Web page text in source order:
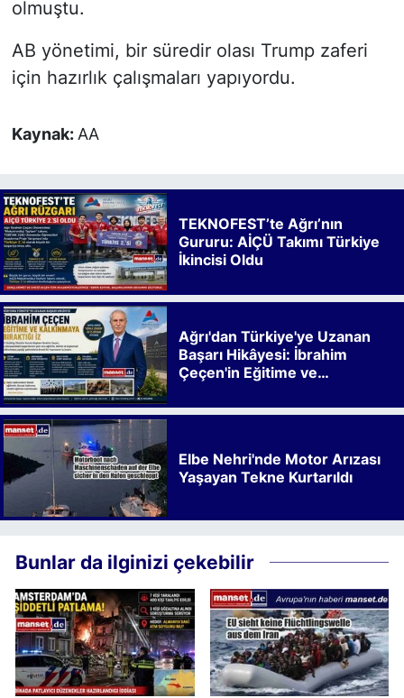
olmuştu.
AB yönetimi, bir süredir olası Trump zaferi
için hazırlık çalışmaları yapıyordu.
Kaynak: AA
TEKNOFEST’te Ağrı’nın
Gururu: AİÇÜ Takımı Türkiye
İkincisi Oldu
Ağrı'dan Türkiye'ye Uzanan
Başarı Hikâyesi: İbrahim
Çeçen'in Eğitime ve
Elbe Nehri'nde Motor Arızası
Yaşayan Tekne Kurtarıldı
Bunlar da ilginizi çekebilir